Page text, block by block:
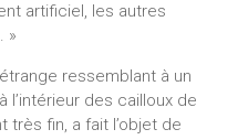
artificiel, les autres
»
ressemblant à un
des cailloux de
très fin, a fait l’objet de